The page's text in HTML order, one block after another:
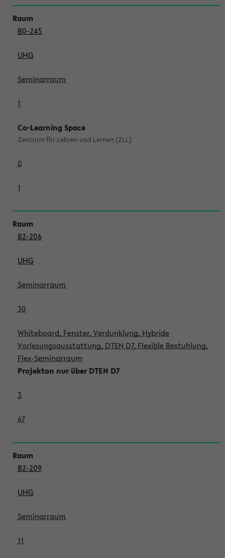
B0-245
UHG
Seminarraum
1
Co-Learning Space
Zentrum für Lehren und Lernen (ZLL)
0
1
B2-206
UHG
Seminarraum
30
Whiteboard, Fenster, Verdunklung, Hybride
Vorlesungsausstattung, DTEN D7, Flexible Bestuhlung,
Flex-Seminarraum
Projekton nur über DTEN D7
3
67
B2-209
UHG
Seminarraum
11